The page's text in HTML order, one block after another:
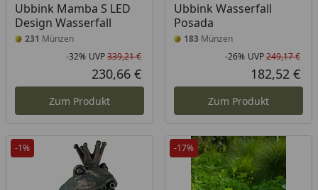
Ubbink Mamba S LED
Design Wasserfall
231 Münzen
Rabatt in Prozent
-32%
Ursprünglicher Preis
UVP339,21 €
Aktueller Preis
230,66 €
Zum Produkt
Ubbink Wasserfall
Posada
183Münzen
-26% UVP249,17 €
182,52 €
Zum Produkt
-1% -17%